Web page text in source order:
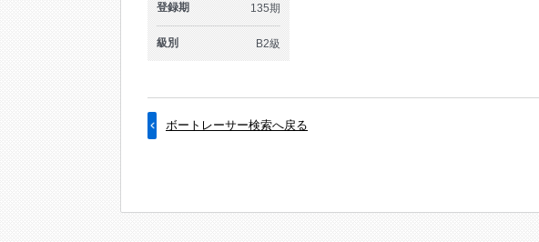
登録期 135期
級別 B2級
ボートレーサー検索へ戻る